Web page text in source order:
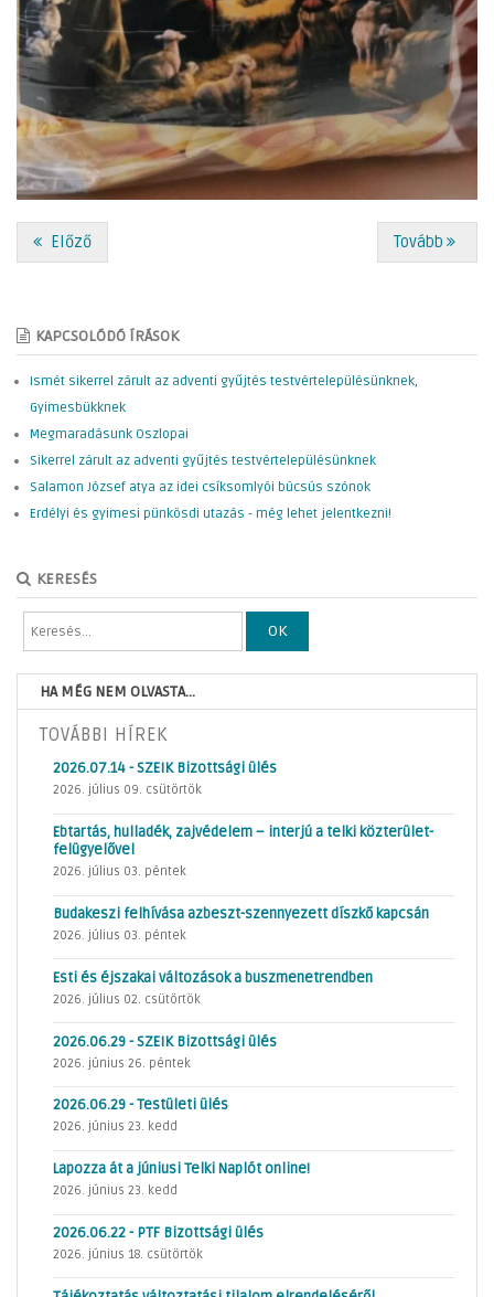
Előző Tovább
KAPCSOLÓDÓ ÍRÁSOK
Ismét sikerrel zárult az adventi gyűjtés testvértelepülésünknek,
Gyimesbükknek
Megmaradásunk Oszlopai
Sikerrel zárult az adventi gyűjtés testvértelepülésünknek
Salamon József atya az idei csíksomlyói búcsús szónok
Erdélyi és gyimesi pünkösdi utazás - még lehet jelentkezni!
KERESÉS
OK
HA MÉG NEM OLVASTA...
TOVÁBBI HÍREK
2026.07.14 - SZEIK Bizottsági ülés
2026. július 09. csütörtök
Ebtartás, hulladék, zajvédelem – interjú a telki közterület-
felügyelővel
2026. július 03. péntek
Budakeszi felhívása azbeszt-szennyezett díszkő kapcsán
2026. július 03. péntek
Esti és éjszakai változások a buszmenetrendben
2026. július 02. csütörtök
2026.06.29 - SZEIK Bizottsági ülés
2026. június 26. péntek
2026.06.29 - Testületi ülés
2026. június 23. kedd
Lapozza át a júniusi Telki Naplót online!
2026. június 23. kedd
2026.06.22 - PTF Bizottsági ülés
2026. június 18. csütörtök